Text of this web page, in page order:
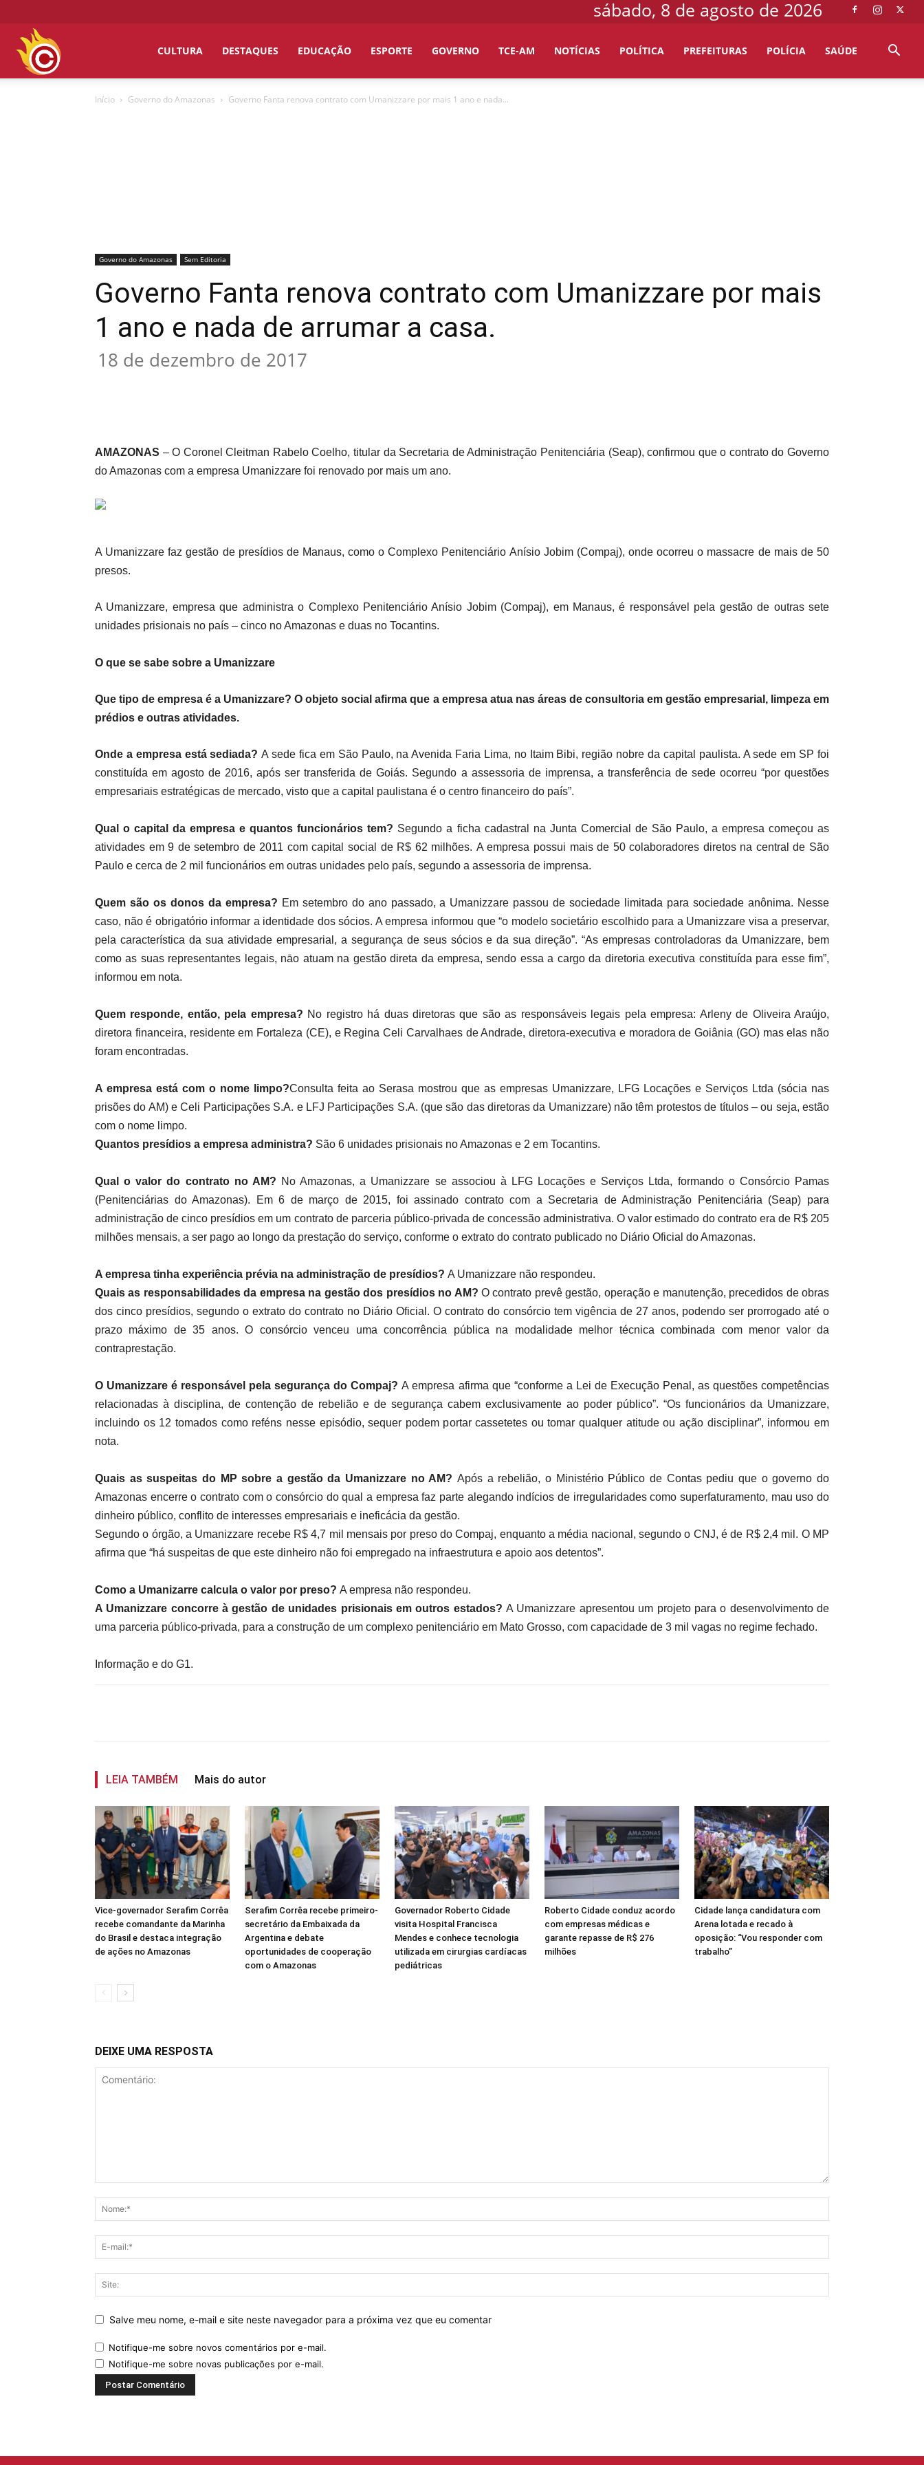
sábado, 8 de agosto de 2026
CULTURA DESTAQUES EDUCAÇÃO ESPORTE GOVERNO TCE-AM NOTÍCIAS POLÍTICA PREFEITURAS POLÍCIA SAÚDE
Início Governo do Amazonas Governo Fanta renova contrato com Umanizzare por mais 1 ano e nada...
Governo do Amazonas Sem Editoria
Governo Fanta renova contrato com Umanizzare por mais
1 ano e nada de arrumar a casa.
18 de dezembro de 2017
AMAZONAS – O Coronel Cleitman Rabelo Coelho, titular da Secretaria de Administração Penitenciária (Seap), confirmou que o contrato do Governo
do Amazonas com a empresa Umanizzare foi renovado por mais um ano.
A Umanizzare faz gestão de presídios de Manaus, como o Complexo Penitenciário Anísio Jobim (Compaj), onde ocorreu o massacre de mais de 50
presos.
A Umanizzare, empresa que administra o Complexo Penitenciário Anísio Jobim (Compaj), em Manaus, é responsável pela gestão de outras sete
unidades prisionais no país – cinco no Amazonas e duas no Tocantins.
O que se sabe sobre a Umanizzare
Que tipo de empresa é a Umanizzare? O objeto social afirma que a empresa atua nas áreas de consultoria em gestão empresarial, limpeza em
prédios e outras atividades.
Onde a empresa está sediada? A sede fica em São Paulo, na Avenida Faria Lima, no Itaim Bibi, região nobre da capital paulista. A sede em SP foi
constituída em agosto de 2016, após ser transferida de Goiás. Segundo a assessoria de imprensa, a transferência de sede ocorreu “por questões
empresariais estratégicas de mercado, visto que a capital paulistana é o centro financeiro do país”.
Qual o capital da empresa e quantos funcionários tem? Segundo a ficha cadastral na Junta Comercial de São Paulo, a empresa começou as
atividades em 9 de setembro de 2011 com capital social de R$ 62 milhões. A empresa possui mais de 50 colaboradores diretos na central de São
Paulo e cerca de 2 mil funcionários em outras unidades pelo país, segundo a assessoria de imprensa.
Quem são os donos da empresa? Em setembro do ano passado, a Umanizzare passou de sociedade limitada para sociedade anônima. Nesse
caso, não é obrigatório informar a identidade dos sócios. A empresa informou que “o modelo societário escolhido para a Umanizzare visa a preservar,
pela característica da sua atividade empresarial, a segurança de seus sócios e da sua direção”. “As empresas controladoras da Umanizzare, bem
como as suas representantes legais, nāo atuam na gestão direta da empresa, sendo essa a cargo da diretoria executiva constituída para esse fim”,
informou em nota.
Quem responde, então, pela empresa? No registro há duas diretoras que são as responsáveis legais pela empresa: Arleny de Oliveira Araújo,
diretora financeira, residente em Fortaleza (CE), e Regina Celi Carvalhaes de Andrade, diretora-executiva e moradora de Goiânia (GO) mas elas não
foram encontradas.
A empresa está com o nome limpo?Consulta feita ao Serasa mostrou que as empresas Umanizzare, LFG Locações e Serviços Ltda (sócia nas
prisões do AM) e Celi Participações S.A. e LFJ Participações S.A. (que são das diretoras da Umanizzare) não têm protestos de títulos – ou seja, estão
com o nome limpo.
Quantos presídios a empresa administra? São 6 unidades prisionais no Amazonas e 2 em Tocantins.
Qual o valor do contrato no AM? No Amazonas, a Umanizzare se associou à LFG Locações e Serviços Ltda, formando o Consórcio Pamas
(Penitenciárias do Amazonas). Em 6 de março de 2015, foi assinado contrato com a Secretaria de Administração Penitenciária (Seap) para
administração de cinco presídios em um contrato de parceria público-privada de concessão administrativa. O valor estimado do contrato era de R$ 205
milhões mensais, a ser pago ao longo da prestação do serviço, conforme o extrato do contrato publicado no Diário Oficial do Amazonas.
A empresa tinha experiência prévia na administração de presídios? A Umanizzare não respondeu.
Quais as responsabilidades da empresa na gestão dos presídios no AM? O contrato prevê gestão, operação e manutenção, precedidos de obras
dos cinco presídios, segundo o extrato do contrato no Diário Oficial. O contrato do consórcio tem vigência de 27 anos, podendo ser prorrogado até o
prazo máximo de 35 anos. O consórcio venceu uma concorrência pública na modalidade melhor técnica combinada com menor valor da
contraprestação.
O Umanizzare é responsável pela segurança do Compaj? A empresa afirma que “conforme a Lei de Execução Penal, as questões competências
relacionadas à disciplina, de contenção de rebelião e de segurança cabem exclusivamente ao poder público”. “Os funcionários da Umanizzare,
incluindo os 12 tomados como reféns nesse episódio, sequer podem portar cassetetes ou tomar qualquer atitude ou ação disciplinar”, informou em
nota.
Quais as suspeitas do MP sobre a gestão da Umanizzare no AM? Após a rebelião, o Ministério Público de Contas pediu que o governo do
Amazonas encerre o contrato com o consórcio do qual a empresa faz parte alegando indícios de irregularidades como superfaturamento, mau uso do
dinheiro público, conflito de interesses empresariais e ineficácia da gestão.
Segundo o órgão, a Umanizzare recebe R$ 4,7 mil mensais por preso do Compaj, enquanto a média nacional, segundo o CNJ, é de R$ 2,4 mil. O MP
afirma que “há suspeitas de que este dinheiro não foi empregado na infraestrutura e apoio aos detentos”.
Como a Umanizarre calcula o valor por preso? A empresa não respondeu.
A Umanizzare concorre à gestão de unidades prisionais em outros estados? A Umanizzare apresentou um projeto para o desenvolvimento de
uma parceria público-privada, para a construção de um complexo penitenciário em Mato Grosso, com capacidade de 3 mil vagas no regime fechado.
Informação e do G1.
LEIA TAMBÉM Mais do autor
Vice-governador Serafim Corrêa
recebe comandante da Marinha
do Brasil e destaca integração
de ações no Amazonas
Serafim Corrêa recebe primeiro-
secretário da Embaixada da
Argentina e debate
oportunidades de cooperação
com o Amazonas
Governador Roberto Cidade
visita Hospital Francisca
Mendes e conhece tecnologia
utilizada em cirurgias cardíacas
pediátricas
Roberto Cidade conduz acordo
com empresas médicas e
garante repasse de R$ 276
milhões
Cidade lança candidatura com
Arena lotada e recado à
oposição: “Vou responder com
trabalho”
DEIXE UMA RESPOSTA
Salve meu nome, e-mail e site neste navegador para a próxima vez que eu comentar
Notifique-me sobre novos comentários por e-mail.
Notifique-me sobre novas publicações por e-mail.